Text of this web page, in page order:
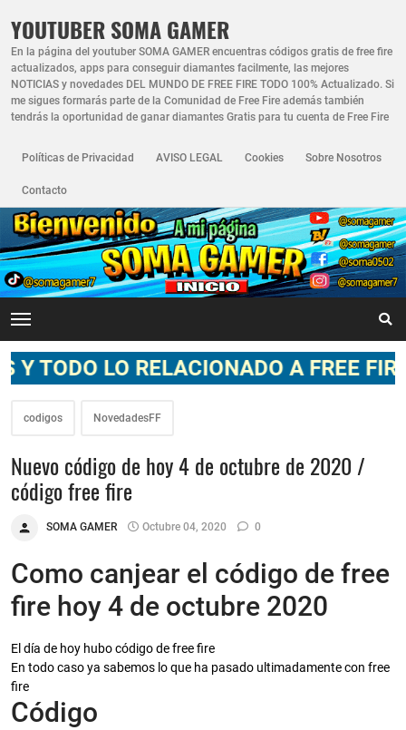
YOUTUBER SOMA GAMER
En la página del youtuber SOMA GAMER encuentras códigos gratis de free fire
actualizados, apps para conseguir diamantes facilmente, las mejores
NOTICIAS y novedades DEL MUNDO DE FREE FIRE TODO 100% Actualizado. Si
me sigues formarás parte de la Comunidad de Free Fire además también
tendrás la oportunidad de ganar diamantes Gratis para tu cuenta de Free Fire
Políticas de Privacidad AVISO LEGAL Cookies Sobre Nosotros
Contacto
RELACIONADO A FREE FIRE **
codigos NovedadesFF
Nuevo código de hoy 4 de octubre de 2020 /
código free fire
SOMA GAMER Octubre 04, 2020 0
Como canjear el código de free
fire hoy 4 de octubre 2020
El día de hoy hubo código de free fire
En todo caso ya sabemos lo que ha pasado ultimadamente con free
fire
Código